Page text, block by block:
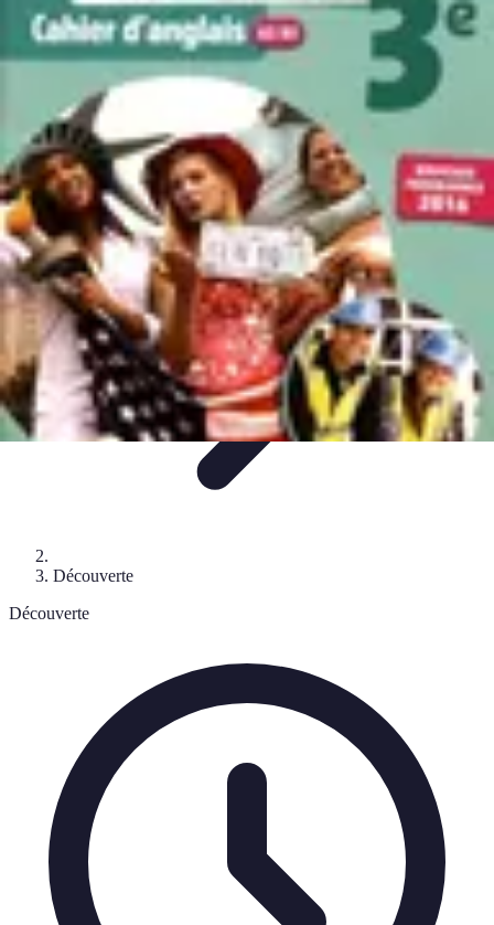
Best Sport Activities
Articles par activitéYogaInformatifConseils PratiquesSports
Aquatiques
Best Sport Activities
Découverte
Découverte